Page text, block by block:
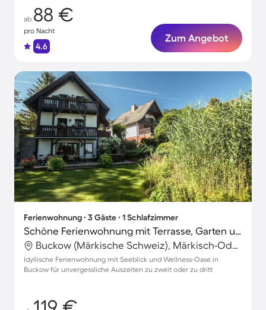
ab 88 €
pro Nacht
4.6
Zum Angebot
Ferienwohnung ∙ 3 Gäste ∙ 1 Schlafzimmer
Schöne Ferienwohnung mit Terrasse, Garten und Whirlpool | Seeblick
Buckow (Märkische Schweiz), Märkisch-Oderland, Deutschland
Idyllische Ferienwohnung mit Seeblick und Wellness-Oase in
Buckow für unvergessliche Auszeiten zu zweit oder zu dritt